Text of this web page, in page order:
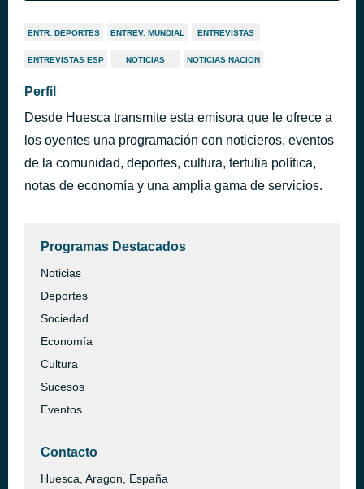
ENTR. DEPORTES ENTREV. MUNDIAL ENTREVISTAS
ENTREVISTAS ESP NOTICIAS NOTICIAS NACION
Perfil
Desde Huesca transmite esta emisora que le ofrece a
los oyentes una programación con noticieros, eventos
de la comunidad, deportes, cultura, tertulia política,
notas de economía y una amplia gama de servicios.
Programas Destacados
Noticias
Deportes
Sociedad
Economía
Cultura
Sucesos
Eventos
Contacto
Huesca, Aragon, España